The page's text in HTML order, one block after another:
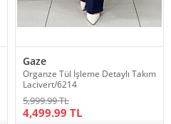
Gaze
Organze Tül İşleme Detaylı Takım
Lacivert/6214
5,999.99 TL
4,499.99 TL